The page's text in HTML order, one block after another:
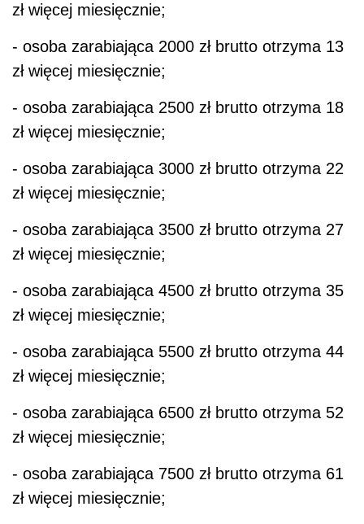
zł więcej miesięcznie;
- osoba zarabiająca 2000 zł brutto otrzyma 13
zł więcej miesięcznie;
- osoba zarabiająca 2500 zł brutto otrzyma 18
zł więcej miesięcznie;
- osoba zarabiająca 3000 zł brutto otrzyma 22
zł więcej miesięcznie;
- osoba zarabiająca 3500 zł brutto otrzyma 27
zł więcej miesięcznie;
- osoba zarabiająca 4500 zł brutto otrzyma 35
zł więcej miesięcznie;
- osoba zarabiająca 5500 zł brutto otrzyma 44
zł więcej miesięcznie;
- osoba zarabiająca 6500 zł brutto otrzyma 52
zł więcej miesięcznie;
- osoba zarabiająca 7500 zł brutto otrzyma 61
zł więcej miesięcznie;